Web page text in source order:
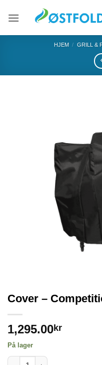
HJEM / GRILL &
Cover –
1,295.00kr
På lager